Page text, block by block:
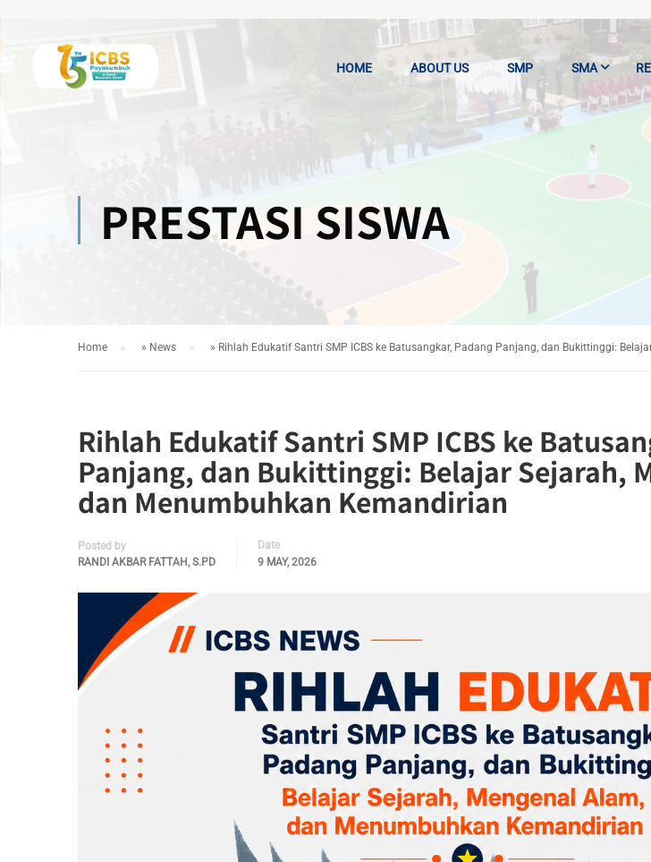
HOME ABOUT US SMP SMA
PRESTASI SISWA
Home » News » Rihlah Edukatif Santri SMP ICBS ke Batusangkar, Padang Panjang, dan Bukittinggi:
Rihlah Edukatif Santri SMP ICBS ke
Panjang, dan Bukittinggi: Belajar Sejarah,
dan Menumbuhkan Kemandirian
Posted by
RANDI AKBAR FATTAH, S.PD
Date
9 MAY, 2026